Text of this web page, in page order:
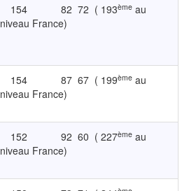
154 82 72 ( 193ème au
niveau France)
154 87 67 ( 199ème au
niveau France)
152 92 60 ( 227ème au
niveau France)